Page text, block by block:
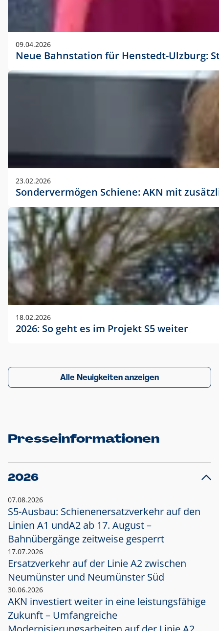
09.04.2026
Neue Bahnstation für Henstedt-Ulzburg:
23.02.2026
Sondervermögen Schiene: AKN mit
18.02.2026
2026: So geht es im Projekt S5 weiter
Alle Neuigkeiten anzeigen
Presseinformationen
2026
07.08.2026
S5-Ausbau: Schienenersatzverkehr auf den
Linien A1 undA2 ab 17. August –
Bahnübergänge zeitweise gesperrt
17.07.2026
Ersatzverkehr auf der Linie A2 zwischen
Neumünster und Neumünster Süd
30.06.2026
AKN investiert weiter in eine leistungsfähige
Zukunft – Umfangreiche